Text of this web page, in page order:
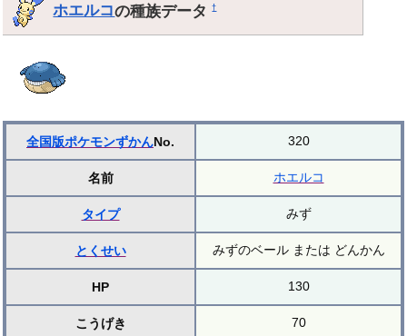
ホエルコの種族データ†
全国版ポケモンずかんNo. 320
名前 ホエルコ
タイプ みず
とくせい みずのベール または どんかん
HP 130
こうげき 70